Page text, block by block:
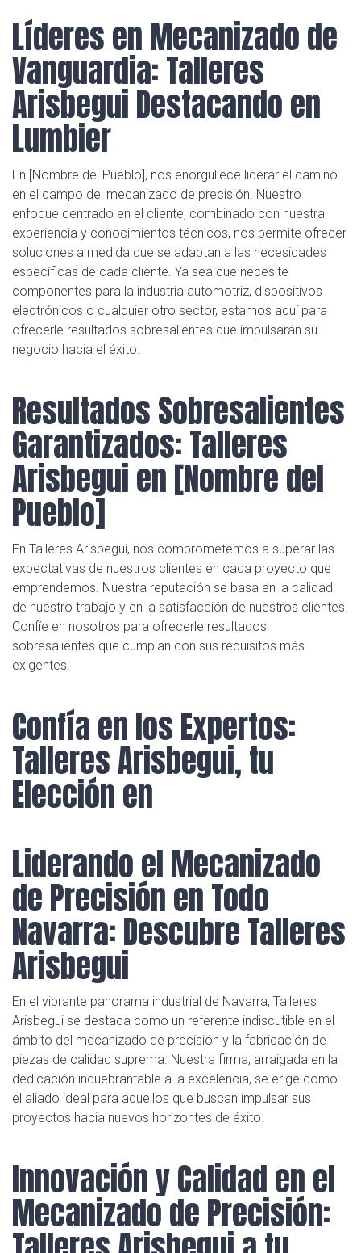
Líderes en Mecanizado de
Vanguardia: Talleres
Arisbegui Destacando en
Lumbier
En [Nombre del Pueblo], nos enorgullece liderar el camino
en el campo del mecanizado de precisión. Nuestro
enfoque centrado en el cliente, combinado con nuestra
experiencia y conocimientos técnicos, nos permite ofrecer
soluciones a medida que se adaptan a las necesidades
específicas de cada cliente. Ya sea que necesite
componentes para la industria automotriz, dispositivos
electrónicos o cualquier otro sector, estamos aquí para
ofrecerle resultados sobresalientes que impulsarán su
negocio hacia el éxito.
Resultados Sobresalientes
Garantizados: Talleres
Arisbegui en [Nombre del
Pueblo]
En Talleres Arisbegui, nos comprometemos a superar las
expectativas de nuestros clientes en cada proyecto que
emprendemos. Nuestra reputación se basa en la calidad
de nuestro trabajo y en la satisfacción de nuestros clientes.
Confíe en nosotros para ofrecerle resultados
sobresalientes que cumplan con sus requisitos más
exigentes.
Confía en los Expertos:
Talleres Arisbegui, tu
Elección en
Liderando el Mecanizado
de Precisión en Todo
Navarra: Descubre Talleres
Arisbegui
En el vibrante panorama industrial de Navarra, Talleres
Arisbegui se destaca como un referente indiscutible en el
ámbito del mecanizado de precisión y la fabricación de
piezas de calidad suprema. Nuestra firma, arraigada en la
dedicación inquebrantable a la excelencia, se erige como
el aliado ideal para aquellos que buscan impulsar sus
proyectos hacia nuevos horizontes de éxito.
Innovación y Calidad en el
Mecanizado de Precisión: